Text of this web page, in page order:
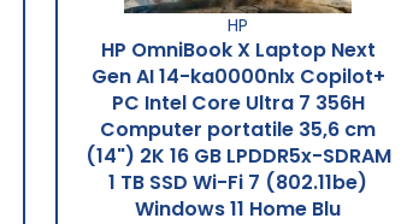
HP
HP OmniBook X Laptop Next
Gen AI 14-ka0000nlx Copilot+
PC Intel Core Ultra 7 356H
Computer portatile 35,6 cm
(14") 2K 16 GB LPDDR5x-SDRAM
1 TB SSD Wi-Fi 7 (802.11be)
Windows 11 Home Blu